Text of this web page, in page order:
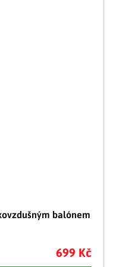
balónem
699 Kč